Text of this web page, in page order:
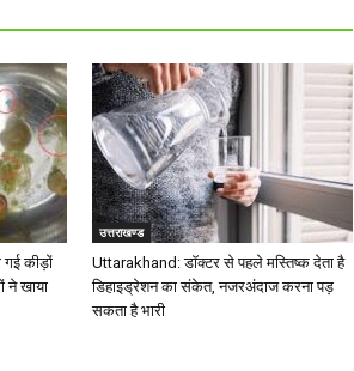
कीड़ों
ने खाया
उत्तराखण्ड
Uttarakhand: डॉक्टर से पहले मस्तिष्क देता है
डिहाइड्रेशन का संकेत, नजरअंदाज करना पड़
सकता है भारी